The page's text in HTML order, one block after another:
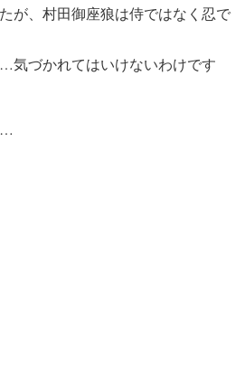
が、村田御座狼は侍ではなく忍で
気づかれてはいけないわけです
…